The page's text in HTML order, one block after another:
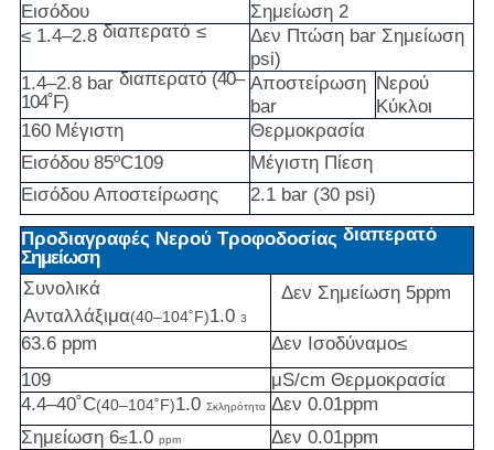
Εισόδου
Σημείωση 2
≤ 1.4–2.8 διαπερατό ≤ Δεν Πτώση bar Σημείωση
psi)
1.4–2.8 bar διαπερατό (40–
104˚F)
Αποστείρωση
bar
Νερού
Κύκλοι
160 Μέγιστη
Θερμοκρασία
Εισόδου 85ºC109 Μέγιστη Πίεση
Εισόδου Αποστείρωσης 2.1 bar (30 psi)
Προδιαγραφές Νερού Τροφοδοσίας διαπερατό
Σημείωση
Συνολικά
Ανταλλάξιμα(40–104˚F)1.0 3
Δεν Σημείωση 5ppm
63.6 ppm Δεν Ισοδύναμο≤
109
μS/cm Θερμοκρασία
4.4–40˚C(40–104˚F)1.0 Σκληρότητα Δεν 0.01ppm
Σημείωση 6≤1.0 ppm Δεν 0.01ppm